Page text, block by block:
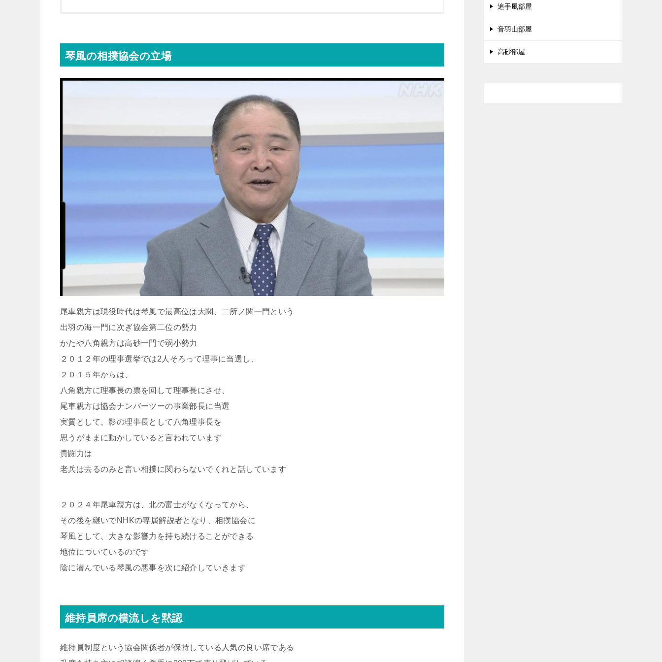
琴風の相撲協会の立場
尾車親方は現役時代は琴風で最高位は大関、二所ノ関一門という
出羽の海一門に次ぎ協会第二位の勢力
かたや八角親方は高砂一門で弱小勢力
２０１２年の理事選挙では2人そろって理事に当選し、
２０１５年からは、
八角親方に理事長の票を回して理事長にさせ、
尾車親方は協会ナンバーツーの事業部長に当選
実質として、影の理事長として八角理事長を
思うがままに動かしていると言われています
貴闘力は
老兵は去るのみと言い相撲に関わらないでくれと話しています
２０２４年尾車親方は、北の富士がなくなってから、
その後を継いでNHKの専属解説者となり、相撲協会に
琴風として、大きな影響力を持ち続けることができる
地位についているのです
陰に潜んでいる琴風の悪事を次に紹介していきます
維持員席の横流しを黙認
維持員制度という協会関係者が保持している人気の良い席である
追手風部屋
音羽山部屋
高砂部屋